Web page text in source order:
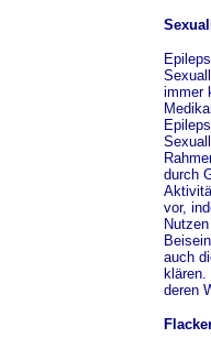
immer
durch
vor,
auch
deren